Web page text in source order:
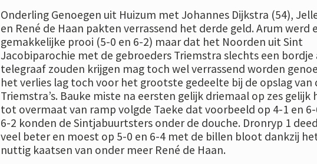
Onderling Genoegen uit Huizum met Johannes Dijkstra (54),
en René de Haan pakten verrassend het derde geld. Arum werd
gemakkelijke prooi (5-0 en 6-2) maar dat het Noorden uit Sint
Jacobiparochie met de gebroeders Triemstra slechts een bordje
telegraaf zouden krijgen mag toch wel verrassend worden
het verlies lag toch voor het grootste gedeelte bij de opslag van
Triemstra’s. Bauke miste na eersten gelijk driemaal op zes gelijk
tot overmaat van ramp volgde Taeke dat voorbeeld op 4-1 en 6-
6-2 konden de Sintjabuurtsters onder de douche. Dronryp 1
veel beter en moest op 5-0 en 6-4 met de billen bloot dankzij
nuttig kaatsen van onder meer René de Haan.